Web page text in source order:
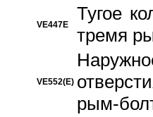
VE447E
Тугое
тремя
VE552(E)
рым-